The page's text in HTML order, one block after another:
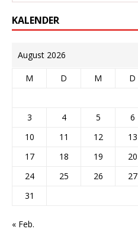
KALENDER
August 2026
M D M D
3
4 5 6
10
11 12 13
17
18 19 20
24
25 26 27
31
« Feb.